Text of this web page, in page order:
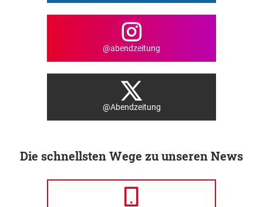
@abendzeitung
@Abendzeitung
Die schnellsten Wege zu unseren News